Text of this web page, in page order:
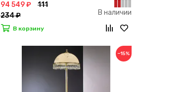
94 549 ₽
111
234 ₽
В наличии
В корзину
−15%